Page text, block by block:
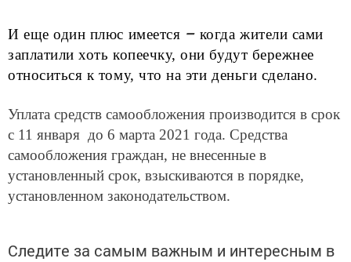
И еще один плюс имеется – когда жители сами
заплатили хоть копеечку, они будут бережнее
относиться к тому, что на эти деньги сделано.
Уплата средств самообложения производится в срок
с 11 января до 6 марта 2021 года. Средства
самообложения граждан, не внесенные в
установленный срок, взыскиваются в порядке,
установленном законодательством.
Следите за самым важным и интересным в